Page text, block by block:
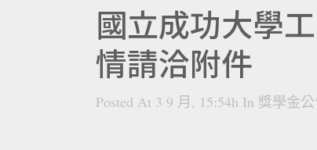
國立成功大學
情請洽附件
Posted At 3 9 月, 15:54h In 獎學金